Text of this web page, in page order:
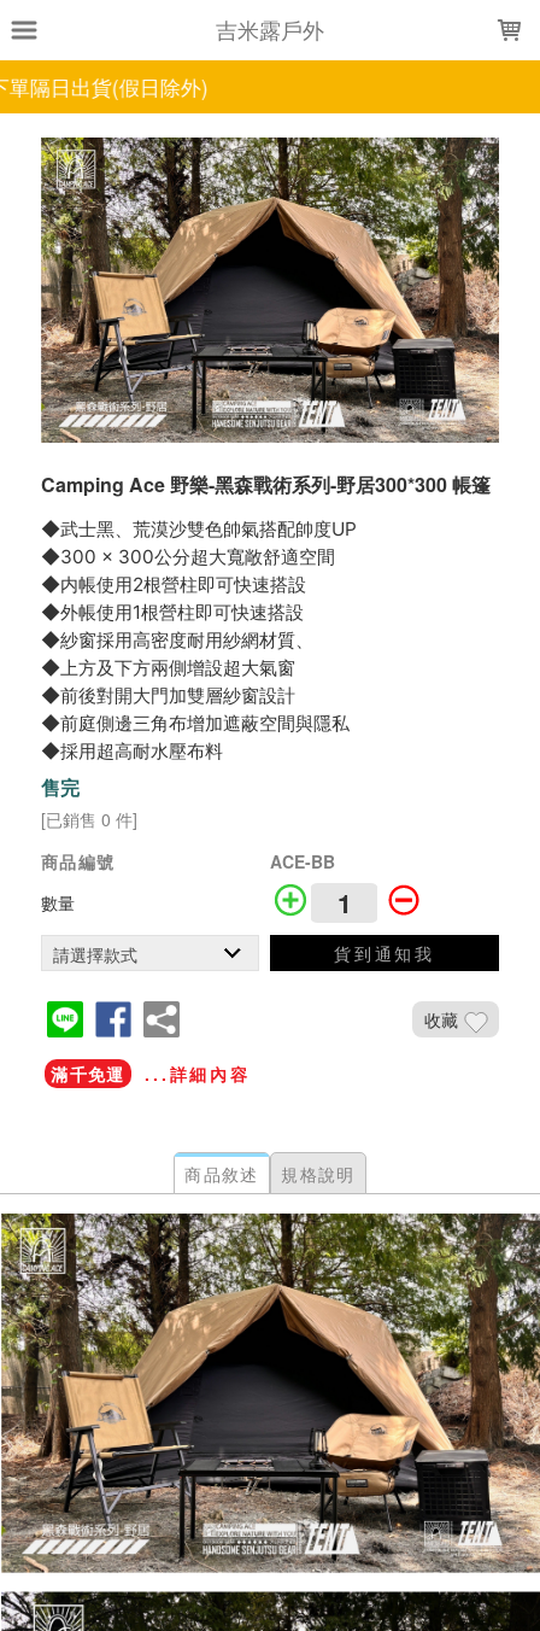
吉米露戶外
)
Camping Ace 野樂-黑森戰術系列-野居300*300 帳篷
◆武士黑、荒漠沙雙色帥氣搭配帥度UP
◆300 x 300公分超大寬敞舒適空間
◆内帳使用2根營柱即可快速搭設
◆外帳使用1根營柱即可快速搭設
◆紗窗採用高密度耐用紗網材質、
◆上方及下方兩側增設超大氣窗
◆前後對開大門加雙層紗窗設計
◆前庭側邊三角布增加遮蔽空間與隱私
◆採用超高耐水壓布料
售完
[已銷售 0 件]
商品編號
ACE-BB
數量
貨到通知我
收藏
滿千免運 ...詳細內容
商品敘述 規格說明